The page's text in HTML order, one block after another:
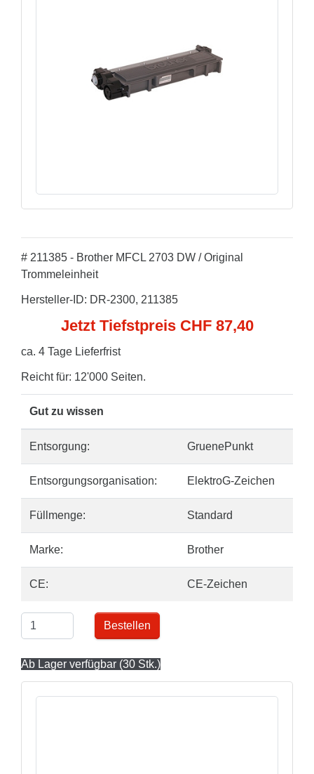
# 211385 - Brother MFCL 2703 DW / Original
Trommeleinheit
Hersteller-ID: DR-2300, 211385
Jetzt Tiefstpreis CHF 87,40
ca. 4 Tage Lieferfrist
Reicht für: 12'000 Seiten.
Gut zu wissen
Entsorgung: GruenePunkt
Entsorgungsorganisation: ElektroG-Zeichen
Füllmenge: Standard
Marke: Brother
CE: CE-Zeichen
Bestellen
Ab Lager verfügbar (30 Stk.)